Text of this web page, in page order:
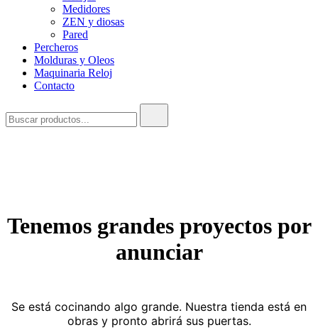
Medidores
ZEN y diosas
Pared
Percheros
Molduras y Oleos
Maquinaria Reloj
Contacto
Tenemos grandes proyectos por
anunciar
Se está cocinando algo grande. Nuestra tienda está en
obras y pronto abrirá sus puertas.